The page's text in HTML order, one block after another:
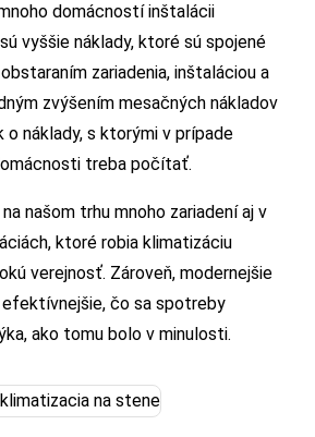
domácností inštalácii
vyššie náklady, ktoré sú spojené
zariadenia, inštaláciou a
zvýšením mesačných nákladov
o náklady, s ktorými v prípade
treba počítať.
našom trhu mnoho zariadení aj v
ktoré robia klimatizáciu
verejnosť. Zároveň, modernejšie
čo sa spotreby
ako tomu bolo v minulosti.